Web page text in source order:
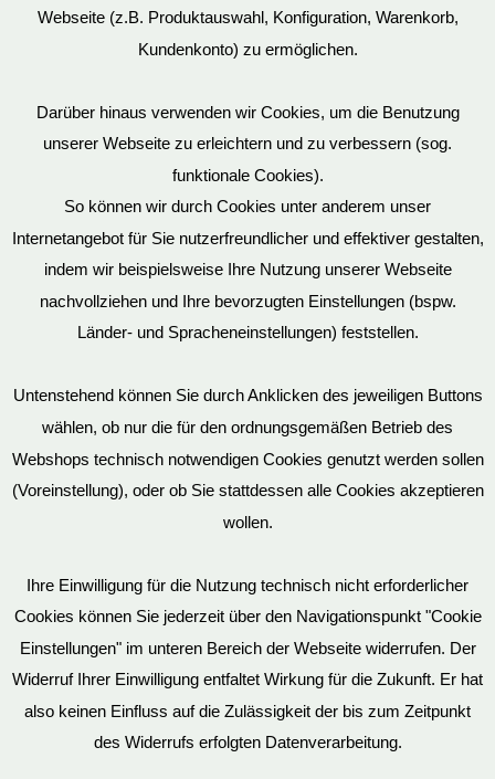
Datenschutz
Mein Konto
Vertrag widerrufen
Impressum
Webseite (z.B. Produktauswahl, Konfiguration, Warenkorb,
Kundenkonto) zu ermöglichen.
Darüber hinaus verwenden wir Cookies, um die Benutzung
unserer Webseite zu erleichtern und zu verbessern (sog.
funktionale Cookies).
So können wir durch Cookies unter anderem unser
Internetangebot für Sie nutzerfreundlicher und effektiver gestalten,
indem wir beispielsweise Ihre Nutzung unserer Webseite
nachvollziehen und Ihre bevorzugten Einstellungen (bspw.
Länder- und Spracheneinstellungen) feststellen.
Untenstehend können Sie durch Anklicken des jeweiligen Buttons
wählen, ob nur die für den ordnungsgemäßen Betrieb des
Webshops technisch notwendigen Cookies genutzt werden sollen
(Voreinstellung), oder ob Sie stattdessen alle Cookies akzeptieren
wollen.
Ihre Einwilligung für die Nutzung technisch nicht erforderlicher
Cookies können Sie jederzeit über den Navigationspunkt "Cookie
Einstellungen" im unteren Bereich der Webseite widerrufen. Der
Widerruf Ihrer Einwilligung entfaltet Wirkung für die Zukunft. Er hat
also keinen Einfluss auf die Zulässigkeit der bis zum Zeitpunkt
des Widerrufs erfolgten Datenverarbeitung.